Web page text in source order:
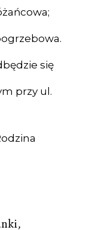
się
przy ul.